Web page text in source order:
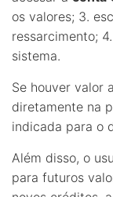
os valores; 3.
ressarcimento;
sistema.
Se houver valor
diretamente na
indicada para o
Além disso, o
para futuros